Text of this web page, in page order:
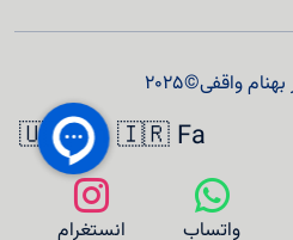
واتساب انستغرام
واقفی© 2025
🇮🇷 Fa
🇺🇸 En